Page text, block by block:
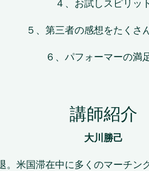
４、お試しスピリット
５、第三者の感想をたくさ
６、パフォーマーの満
講師紹介
大川勝己
。米国滞在中に多くのマーチ